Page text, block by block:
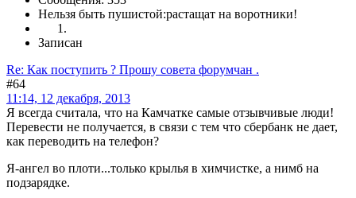
Нельзя быть пушистой:растащат на воротники!
Записан
Re: Как поступить ? Прошу совета форумчан .
#64
11:14, 12 декабря, 2013
Я всегда считала, что на Камчатке самые отзывчивые люди!
Перевести не получается, в связи с тем что сбербанк не дает,
как переводить на телефон?
Я-ангел во плоти...только крылья в химчистке, а нимб на
подзарядке.